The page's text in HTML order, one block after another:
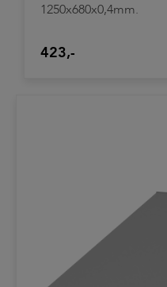
1250x680x0,4mm.
423,-